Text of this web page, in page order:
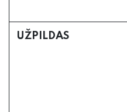
UŽPILDAS